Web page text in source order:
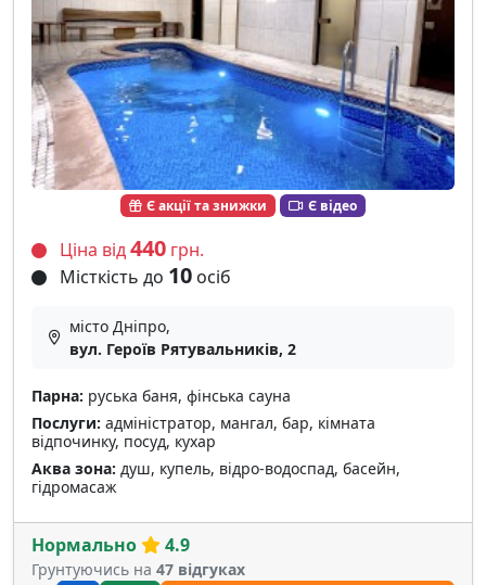
Є акції та знижки Є відео
Ціна від440 грн.
Місткість до 10 осіб
місто Дніпро,
вул. Героїв Рятувальників, 2
Парна: руська баня, фінська сауна
Послуги: адміністратор, мангал, бар, кімната
відпочинку, посуд, кухар
Аква зона: душ, купель, відро-водоспад, басейн,
гідромасаж
Нормально 4.9
Грунтуючись на 47 відгуках